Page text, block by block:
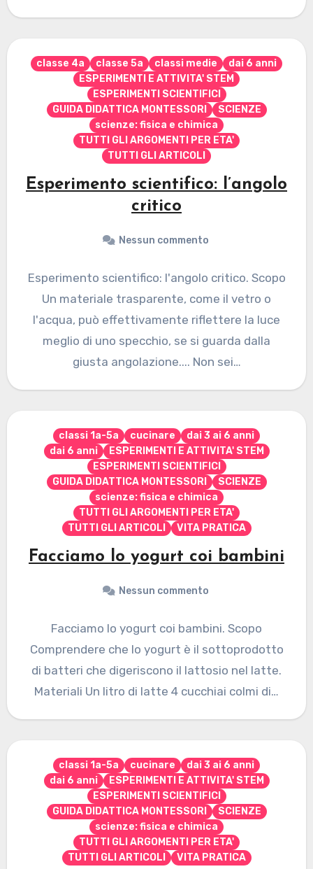
classe 4a classe 5a classi medie
dai 6 anni
ESPERIMENTI E ATTIVITA' STEM
ESPERIMENTI SCIENTIFICI
GUIDA DIDATTICA MONTESSORI
SCIENZE
scienze: fisica e chimica
TUTTI GLI ARGOMENTI PER ETA'
TUTTI GLI ARTICOLI
Esperimento scientifico: l’angolo
critico
Nessun commento
Esperimento scientifico: l'angolo critico. Scopo
Un materiale trasparente, come il vetro o
l'acqua, può effettivamente riflettere la luce
meglio di uno specchio, se si guarda dalla
giusta angolazione.... Non sei…
classi 1a-5a cucinare
dai 3 ai 6 anni
dai 6 anni
ESPERIMENTI E ATTIVITA' STEM
ESPERIMENTI SCIENTIFICI
GUIDA DIDATTICA MONTESSORI
SCIENZE
scienze: fisica e chimica
TUTTI GLI ARGOMENTI PER ETA'
TUTTI GLI ARTICOLI
VITA PRATICA
Facciamo lo yogurt coi bambini
Nessun commento
Facciamo lo yogurt coi bambini. Scopo
Comprendere che lo yogurt è il sottoprodotto
di batteri che digeriscono il lattosio nel latte.
Materiali Un litro di latte 4 cucchiai colmi di…
classi 1a-5a cucinare
dai 3 ai 6 anni
dai 6 anni
ESPERIMENTI E ATTIVITA' STEM
ESPERIMENTI SCIENTIFICI
GUIDA DIDATTICA MONTESSORI
SCIENZE
scienze: fisica e chimica
TUTTI GLI ARGOMENTI PER ETA'
TUTTI GLI ARTICOLI
VITA PRATICA